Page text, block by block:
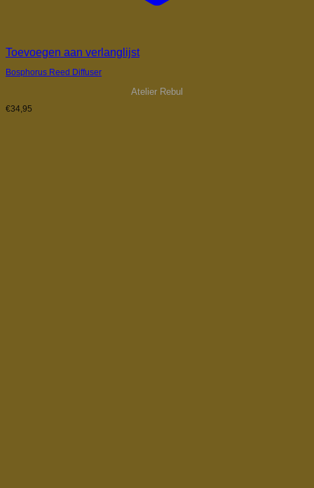
Toevoegen aan verlanglijst
Bosphorus Reed Diffuser
Atelier Rebul
€34,95